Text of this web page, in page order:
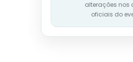
alterações nos
oficiais do